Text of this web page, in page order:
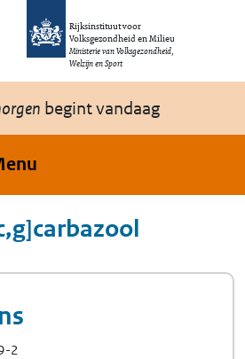
gaan
Rijksinstituut voor
Volksgezondheid en Milieu
Ministerie van Volksgezondheid,
Welzijn en Sport
begint vandaag
2